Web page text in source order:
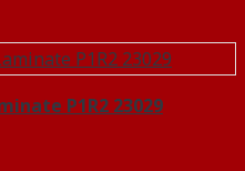
P1R2 23029